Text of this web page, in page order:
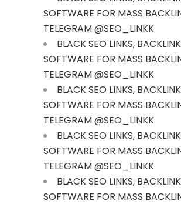
SOFTWARE FOR MASS
TELEGRAM @SEO_LINKK
BLACK SEO LINKS,
SOFTWARE FOR MASS
TELEGRAM @SEO_LINKK
BLACK SEO LINKS,
SOFTWARE FOR MASS
TELEGRAM @SEO_LINKK
BLACK SEO LINKS,
SOFTWARE FOR MASS
TELEGRAM @SEO_LINKK
BLACK SEO LINKS,
SOFTWARE FOR MASS